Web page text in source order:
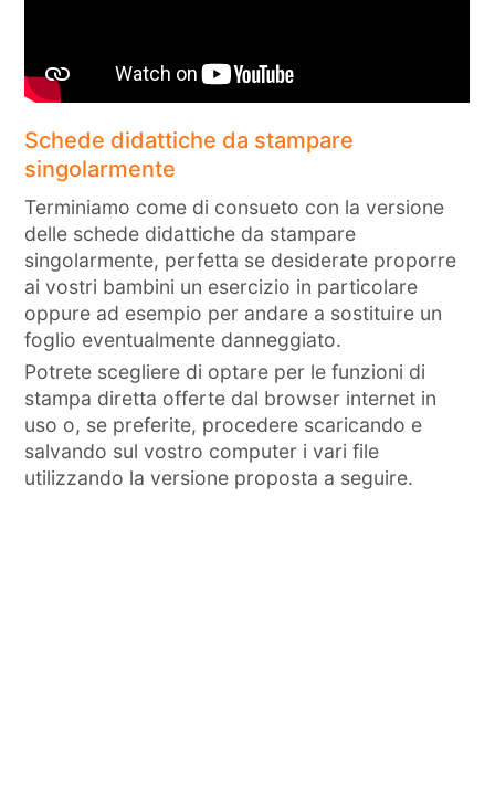
Schede didattiche da stampare
singolarmente
Terminiamo come di consueto con la versione
delle schede didattiche da stampare
singolarmente, perfetta se desiderate proporre
ai vostri bambini un esercizio in particolare
oppure ad esempio per andare a sostituire un
foglio eventualmente danneggiato.
Potrete scegliere di optare per le funzioni di
stampa diretta offerte dal browser internet in
uso o, se preferite, procedere scaricando e
salvando sul vostro computer i vari file
utilizzando la versione proposta a seguire.